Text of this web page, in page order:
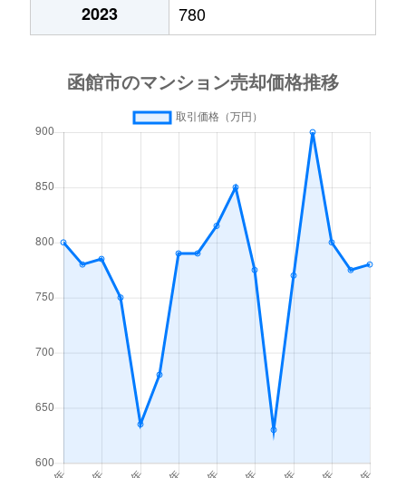
梁川町
2,300万円
五稜郭公園前
3,500万円 函館
湯川町
函館
湯川町
函館
1,700万円 湯の川
530万円 湯の川
520万円 湯の川
湯川町
1,300万円
湯川町
790万円 湯の川 徒歩6
2023
780